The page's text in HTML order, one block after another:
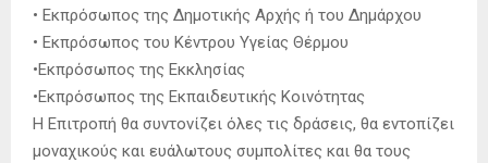
• Εκπρόσωπος της Δημοτικής Αρχής ή του Δημάρχου
• Εκπρόσωπος του Κέντρου Υγείας Θέρμου
•Εκπρόσωπος της Εκκλησίας
•Εκπρόσωπος της Εκπαιδευτικής Κοινότητας
Η Επιτροπή θα συντονίζει όλες τις δράσεις, θα εντοπίζει
μοναχικούς και ευάλωτους συμπολίτες και θα τους